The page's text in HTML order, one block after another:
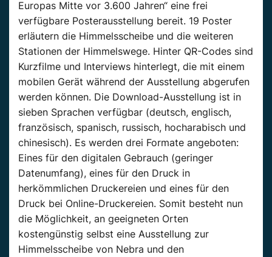
Europas Mitte vor 3.600 Jahren“ eine frei
verfügbare Posterausstellung bereit. 19 Poster
erläutern die Himmelsscheibe und die weiteren
Stationen der Himmelswege. Hinter QR-Codes sind
Kurzfilme und Interviews hinterlegt, die mit einem
mobilen Gerät während der Ausstellung abgerufen
werden können. Die Download-Ausstellung ist in
sieben Sprachen verfügbar (deutsch, englisch,
französisch, spanisch, russisch, hocharabisch und
chinesisch). Es werden drei Formate angeboten:
Eines für den digitalen Gebrauch (geringer
Datenumfang), eines für den Druck in
herkömmlichen Druckereien und eines für den
Druck bei Online-Druckereien. Somit besteht nun
die Möglichkeit, an geeigneten Orten
kostengünstig selbst eine Ausstellung zur
Himmelsscheibe von Nebra und den